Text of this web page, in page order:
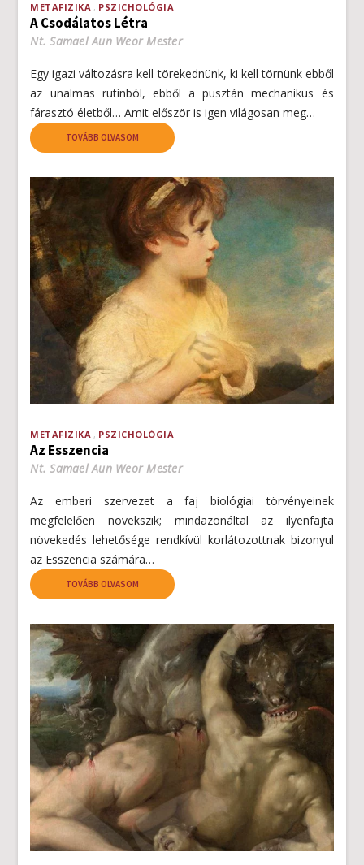
METAFIZIKA PSZICHOLÓGIA
A Csodálatos Létra
Nt. Samael Aun Weor Mester
Egy igazi változásra kell törekednünk, ki kell törnünk ebből
az unalmas rutinból, ebből a pusztán mechanikus és
fárasztó életből… Amit először is igen világosan meg…
TOVÁBB OLVASOM
METAFIZIKA PSZICHOLÓGIA
Az Esszencia
Nt. Samael Aun Weor Mester
Az emberi szervezet a faj biológiai törvényeinek
megfelelően növekszik; mindazonáltal az ilyenfajta
növekedés lehetősége rendkívül korlátozottnak bizonyul
az Esszencia számára…
TOVÁBB OLVASOM